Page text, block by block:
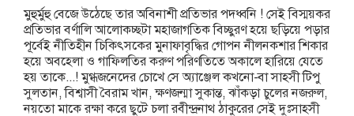
মুহুর্মুহু বেজে উঠেছে তার অবিনাশী প্রতিভার পদধ্বনি ! সেই বিস্ময়কর
প্রতিভার বর্ণালি আলোকচ্ছটা মহাজাগতিক বিচ্ছুরণ হয়ে ছড়িয়ে পড়ার
পূর্বেই নীতিহীন চিকিৎসকের মুনাফাবৃদ্ধির গোপন নীলনকশার শিকার
হয়ে অবহেলা ও গাফিলতির করুণ পরিণতিতে অকালে হারিয়ে যেতে
হয় তাকে...! মুগ্ধজনেদের চোখে সে অ্যাঞ্জেল কখনো-বা সাহসী টিপু
সুলতান, বিশ্বাসী বৈরাম খান, ক্ষণজন্মা সুকান্ত, ঝাঁকড়া চুলের নজরুল,
নয়তো মাকে রক্ষা করে ছুটে চলা রবীন্দ্রনাথ ঠাকুরের সেই দুঃসাহসী